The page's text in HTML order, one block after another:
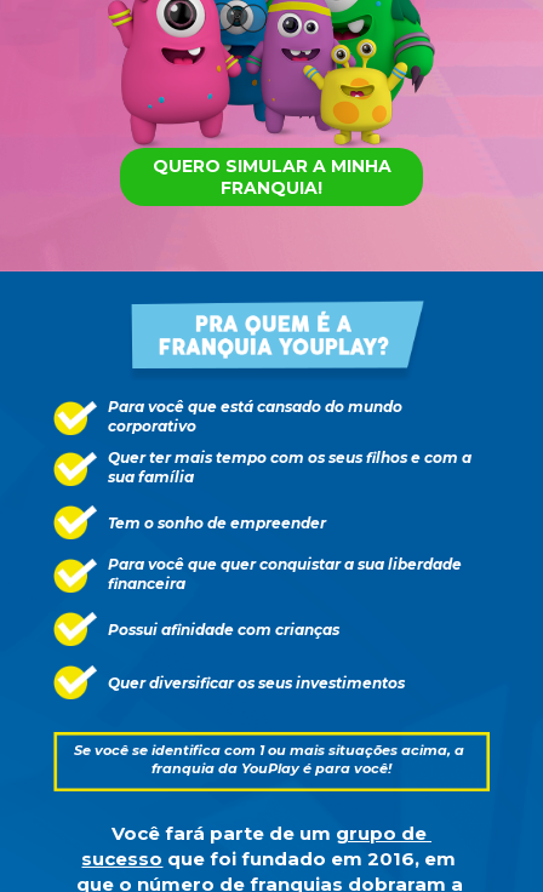
QUERO SIMULAR A MINHA
FRANQUIA!
Para você que está cansado do mundo
corporativo
Quer ter mais tempo com os seus filhos e com a
sua família
Tem o sonho de empreender
Para você que quer conquistar a sua liberdade
financeira
Possui afinidade com crianças
Quer diversificar os seus investimentos
Se você se identifica com 1 ou mais situações acima, a
franquia da YouPlay é para você!
Você fará parte de um grupo de
sucesso que foi fundado em 2016, em
que o número de franquias dobraram a